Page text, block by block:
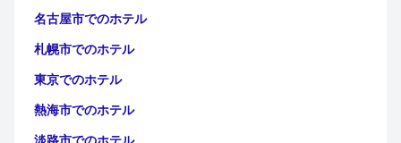
ると報告するゲストもいます。この分野の改善は、今後の旅行者
にとって有益でしょう。
プリモホテルの駐車場は、利用しやすさと安全性で肯定的な評価
を受けています。駐車場は、ピークシーズンには狭くて大変なこ
ともありますが、安全な無料駐車場が提供されていることはゲス
名古屋市でのホテル
札幌市でのホテル
東京でのホテル
熱海市でのホテル